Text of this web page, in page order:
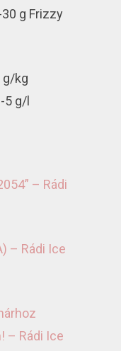
g Frizzy
g/kg
5 g/l
– Rádi
– Rádi Ice
– Rádi Ice